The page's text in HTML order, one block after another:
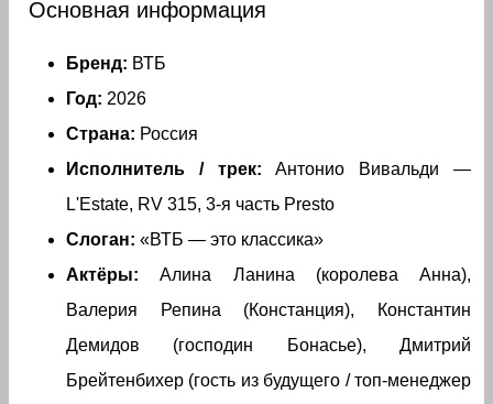
Основная информация
Бренд: ВТБ
Год: 2026
Страна: Россия
Исполнитель / трек: Антонио Вивальди —
L'Estate, RV 315, 3-я часть Presto
Слоган: «ВТБ — это классика»
Актёры: Алина Ланина (королева Анна),
Валерия Репина (Констанция), Константин
Демидов (господин Бонасье), Дмитрий
Брейтенбихер (гость из будущего / топ-менеджер